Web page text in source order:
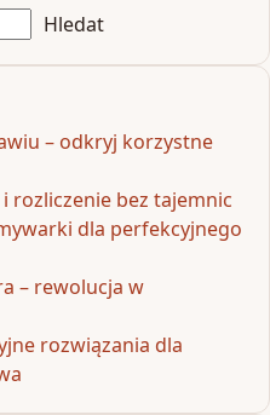
Hledat
– odkryj korzystne
rozliczenie bez tajemnic
dla perfekcyjnego
– rewolucja w
rozwiązania dla